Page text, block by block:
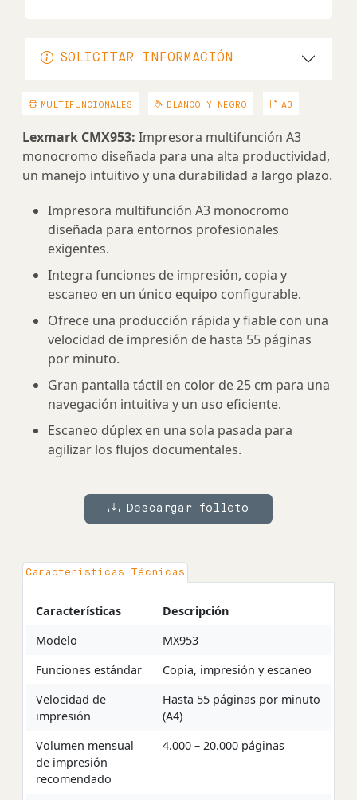
SOLICITAR INFORMACIÓN
MULTIFUNCIONALES BLANCO Y NEGRO A3
Lexmark CMX953: Impresora multifunción A3
monocromo diseñada para una alta productividad,
un manejo intuitivo y una durabilidad a largo plazo.
Impresora multifunción A3 monocromo
diseñada para entornos profesionales
exigentes.
Integra funciones de impresión, copia y
escaneo en un único equipo configurable.
Ofrece una producción rápida y fiable con una
velocidad de impresión de hasta 55 páginas
por minuto.
Gran pantalla táctil en color de 25 cm para una
navegación intuitiva y un uso eficiente.
Escaneo dúplex en una sola pasada para
agilizar los flujos documentales.
Descargar folleto
Características Técnicas
Características
Descripción
Modelo
MX953
Funciones estándar
Copia, impresión y escaneo
Velocidad de
impresión
Hasta 55 páginas por minuto
(A4)
Volumen mensual
de impresión
recomendado
4.000 – 20.000 páginas